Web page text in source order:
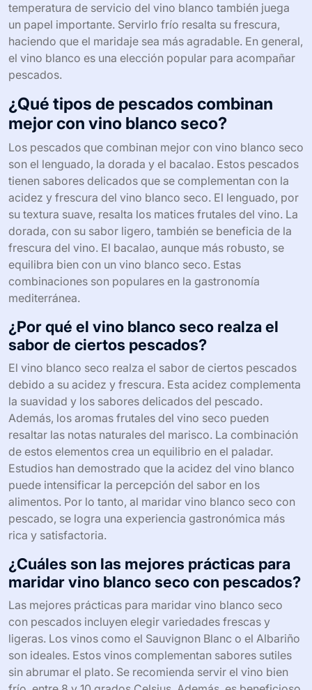
temperatura de servicio del vino blanco también juega
un papel importante. Servirlo frío resalta su frescura,
haciendo que el maridaje sea más agradable. En general,
el vino blanco es una elección popular para acompañar
pescados.
¿Qué tipos de pescados combinan
mejor con vino blanco seco?
Los pescados que combinan mejor con vino blanco seco
son el lenguado, la dorada y el bacalao. Estos pescados
tienen sabores delicados que se complementan con la
acidez y frescura del vino blanco seco. El lenguado, por
su textura suave, resalta los matices frutales del vino. La
dorada, con su sabor ligero, también se beneficia de la
frescura del vino. El bacalao, aunque más robusto, se
equilibra bien con un vino blanco seco. Estas
combinaciones son populares en la gastronomía
mediterránea.
¿Por qué el vino blanco seco realza el
sabor de ciertos pescados?
El vino blanco seco realza el sabor de ciertos pescados
debido a su acidez y frescura. Esta acidez complementa
la suavidad y los sabores delicados del pescado.
Además, los aromas frutales del vino seco pueden
resaltar las notas naturales del marisco. La combinación
de estos elementos crea un equilibrio en el paladar.
Estudios han demostrado que la acidez del vino blanco
puede intensificar la percepción del sabor en los
alimentos. Por lo tanto, al maridar vino blanco seco con
pescado, se logra una experiencia gastronómica más
rica y satisfactoria.
¿Cuáles son las mejores prácticas para
maridar vino blanco seco con pescados?
Las mejores prácticas para maridar vino blanco seco
con pescados incluyen elegir variedades frescas y
ligeras. Los vinos como el Sauvignon Blanc o el Albariño
son ideales. Estos vinos complementan sabores sutiles
sin abrumar el plato. Se recomienda servir el vino bien